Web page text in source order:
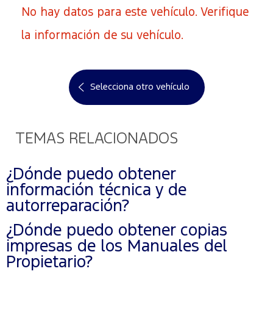
No hay datos para este vehículo. Verifique
la información de su vehículo.
Selecciona otro vehículo
TEMAS RELACIONADOS
¿Dónde puedo obtener
información técnica y de
autorreparación?
¿Dónde puedo obtener copias
impresas de los Manuales del
Propietario?